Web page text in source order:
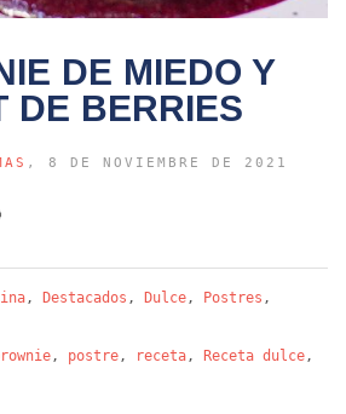
DE MIEDO Y
DE BERRIES
, 8 DE NOVIEMBRE DE 2021
, Destacados , Dulce, Postres ,
, postre, receta, Receta dulce,